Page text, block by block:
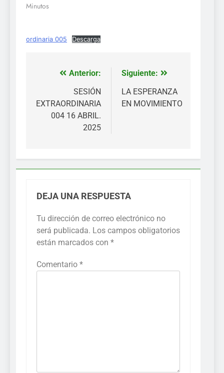
Minutos
ordinaria 005 Descarga
Navegación
entradas
Anterior:
SESIÓN
EXTRAORDINARIA
004 16 ABRIL.
2025
Siguiente:
LA ESPERANZA
EN MOVIMIENTO
DEJA UNA RESPUESTA
Tu dirección de correo electrónico no
será publicada. Los campos obligatorios
están marcados con *
Comentario *